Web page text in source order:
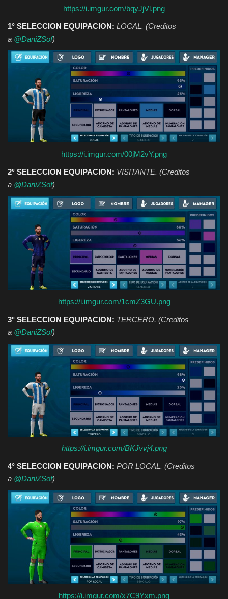
https://i.imgur.com/bqyJjVl.png
1° SELECCION EQUIPACION: LOCAL. (Creditos
a @DaniZSof)
https://i.imgur.com/00jM2vY.png
2° SELECCION EQUIPACION: VISITANTE. (Creditos
a @DaniZSof)
https://i.imgur.com/1cmZ3GU.png
3° SELECCION EQUIPACION: TERCERO. (Creditos
a @DaniZSof)
https://i.imgur.com/BKJvvj4.png
4° SELECCION EQUIPACION: POR LOCAL. (Creditos
a @DaniZSof)
https://i.imgur.com/x7C9Yxm.png